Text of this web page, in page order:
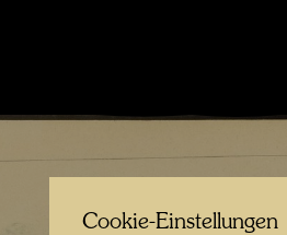
Cookie-Einstellungen